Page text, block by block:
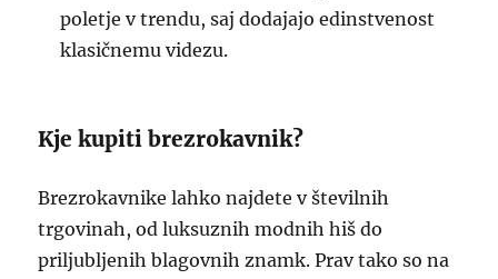
poletje v trendu, saj dodajajo edinstvenost
klasičnemu videzu.
Kje kupiti brezrokavnik?
Brezrokavnike lahko najdete v številnih
trgovinah, od luksuznih modnih hiš do
priljubljenih blagovnih znamk. Prav tako so na